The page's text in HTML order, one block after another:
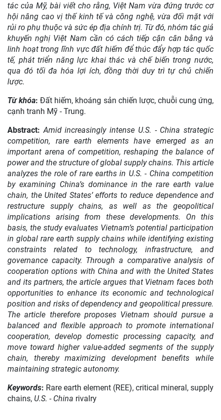
tác của Mỹ, bài viết cho rằng, Việt Nam vừa đứng trước cơ
hội nâng cao vị thế kinh tế và công nghệ, vừa đối mặt với
rủi ro phụ thuộc và sức ép địa chính trị. Từ đó, nhóm tác giả
khuyến nghị Việt Nam cần có cách tiếp cận cân bằng và
linh hoạt trong lĩnh vực đất hiếm để thúc đẩy hợp tác quốc
tế, phát triển năng lực khai thác và chế biến trong nước,
qua đó tối đa hóa lợi ích, đồng thời duy trì tự chủ chiến
lược.
Từ khóa:Đất hiếm, khoáng sản chiến lược, chuỗi cung ứng,
cạnh tranh Mỹ - Trung.
Abstract: Amid increasingly intense U.S. - China strategic
competition, rare earth elements have emerged as an
important arena of competition, reshaping the balance of
power and the structure of global supply chains. This article
analyzes the role of rare earths in U.S. - China competition
by examining China’s dominance in the rare earth value
chain, the United States’ efforts to reduce dependence and
restructure supply chains, as well as the geopolitical
implications arising from these developments. On this
basis, the study evaluates Vietnam’s potential participation
in global rare earth supply chains while identifying existing
constraints related to technology, infrastructure, and
governance capacity. Through a comparative analysis of
cooperation options with China and with the United States
and its partners, the article argues that Vietnam faces both
opportunities to enhance its economic and technological
position and risks of dependency and geopolitical pressure.
The article therefore proposes Vietnam should pursue a
balanced and flexible approach to promote international
cooperation, develop domestic processing capacity, and
move toward higher value-added segments of the supply
chain, thereby maximizing development benefits while
maintaining strategic autonomy.
Keywords: Rare earth element (REE), critical mineral, supply
chains, U.S. - China rivalry